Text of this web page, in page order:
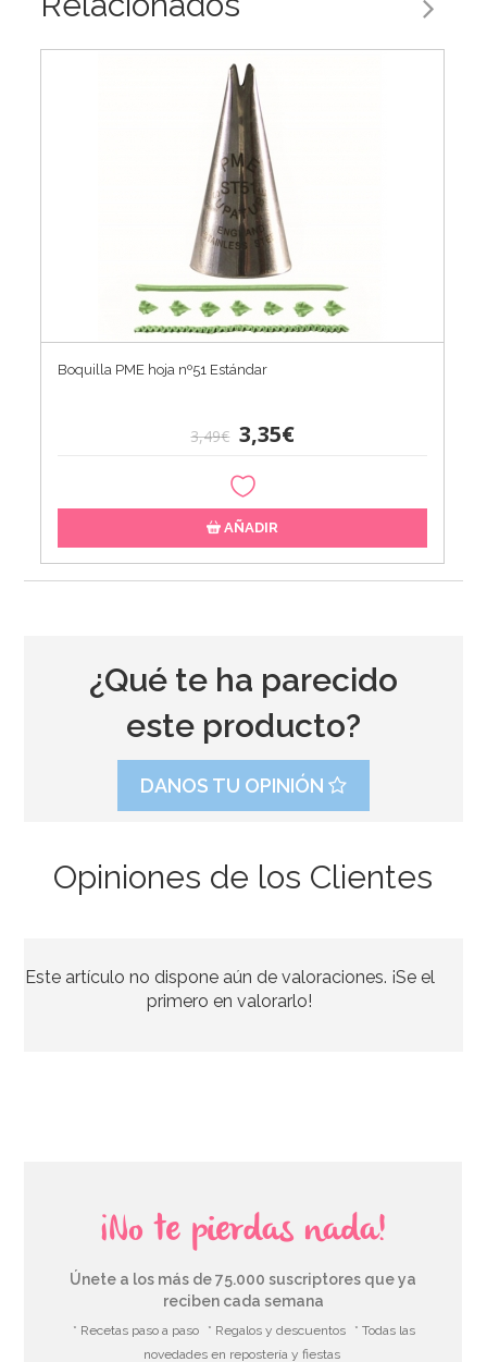
Boquilla PME hoja nº51 Estándar
3,49€ 3,35€
AÑADIR
12,95€
¿Qué te ha parecido
este producto?
DANOS TU OPINIÓN
Opiniones de los Clientes
Este artículo no dispone aún de valoraciones. ¡Se el
primero en valorarlo!
¡No te pierdas nada!
Únete a los más de 75.000 suscriptores que ya
reciben cada semana
* Recetas paso a paso * Regalos y descuentos
* Todas las
novedades en repostería y fiestas